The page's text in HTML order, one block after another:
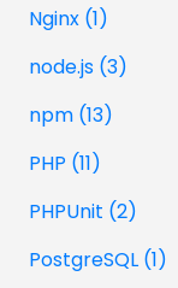
Nginx (1)
node.js (3)
npm (13)
PHP (11)
PHPUnit (2)
PostgreSQL (1)